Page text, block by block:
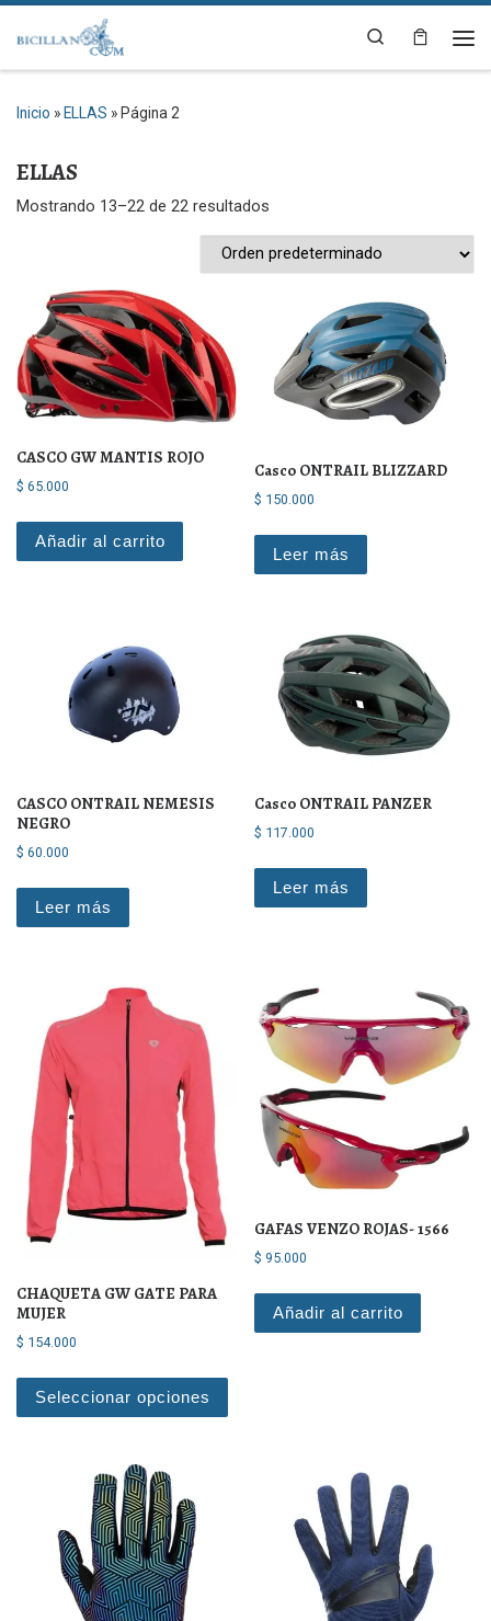
Saltar al contenido
Search
Inicio » ELLAS » Página 2
ELLAS
Mostrando 13–22 de 22 resultados
CASCO GW MANTIS ROJO
$ 65.000
Añadir al carrito
Casco ONTRAIL BLIZZARD
$ 150.000
Leer más
CASCO ONTRAIL NEMESIS
NEGRO
$ 60.000
Leer más
Casco ONTRAIL PANZER
$ 117.000
Leer más
CHAQUETA GW GATE PARA
MUJER
$ 154.000
Seleccionar opciones
GAFAS VENZO ROJAS- 1566
$ 95.000
Añadir al carrito